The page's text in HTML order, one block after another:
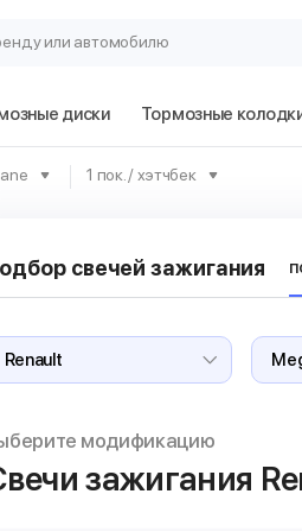
или автомобилю
диски Тормозные
1 пок. / хэтчбек
свечей зажигания
модификацию
зажигания